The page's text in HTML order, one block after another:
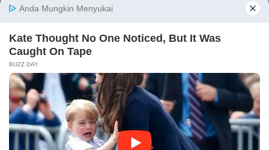
Email
Tentang Katadata Advertising
Pedoman Media Siber
Kebijakan Privasi
Disclaimer
Hubungi Kami
©2026 Katadata. Hak cipta dilindungi Undang-undang.